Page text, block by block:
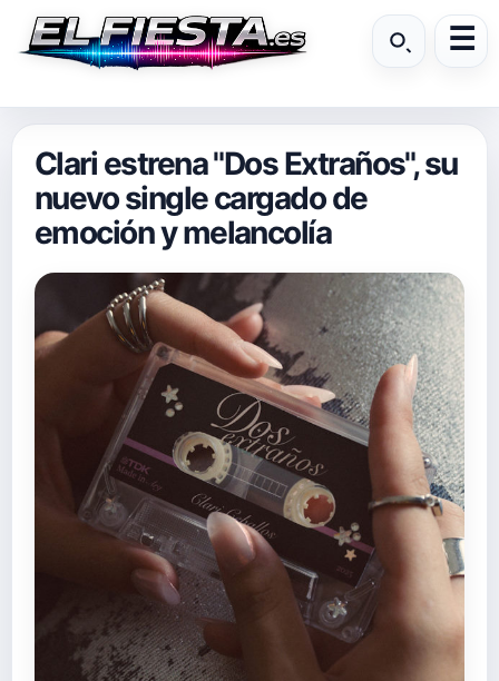
Clari estrena "Dos Extraños", su
nuevo single cargado de
emoción y melancolía